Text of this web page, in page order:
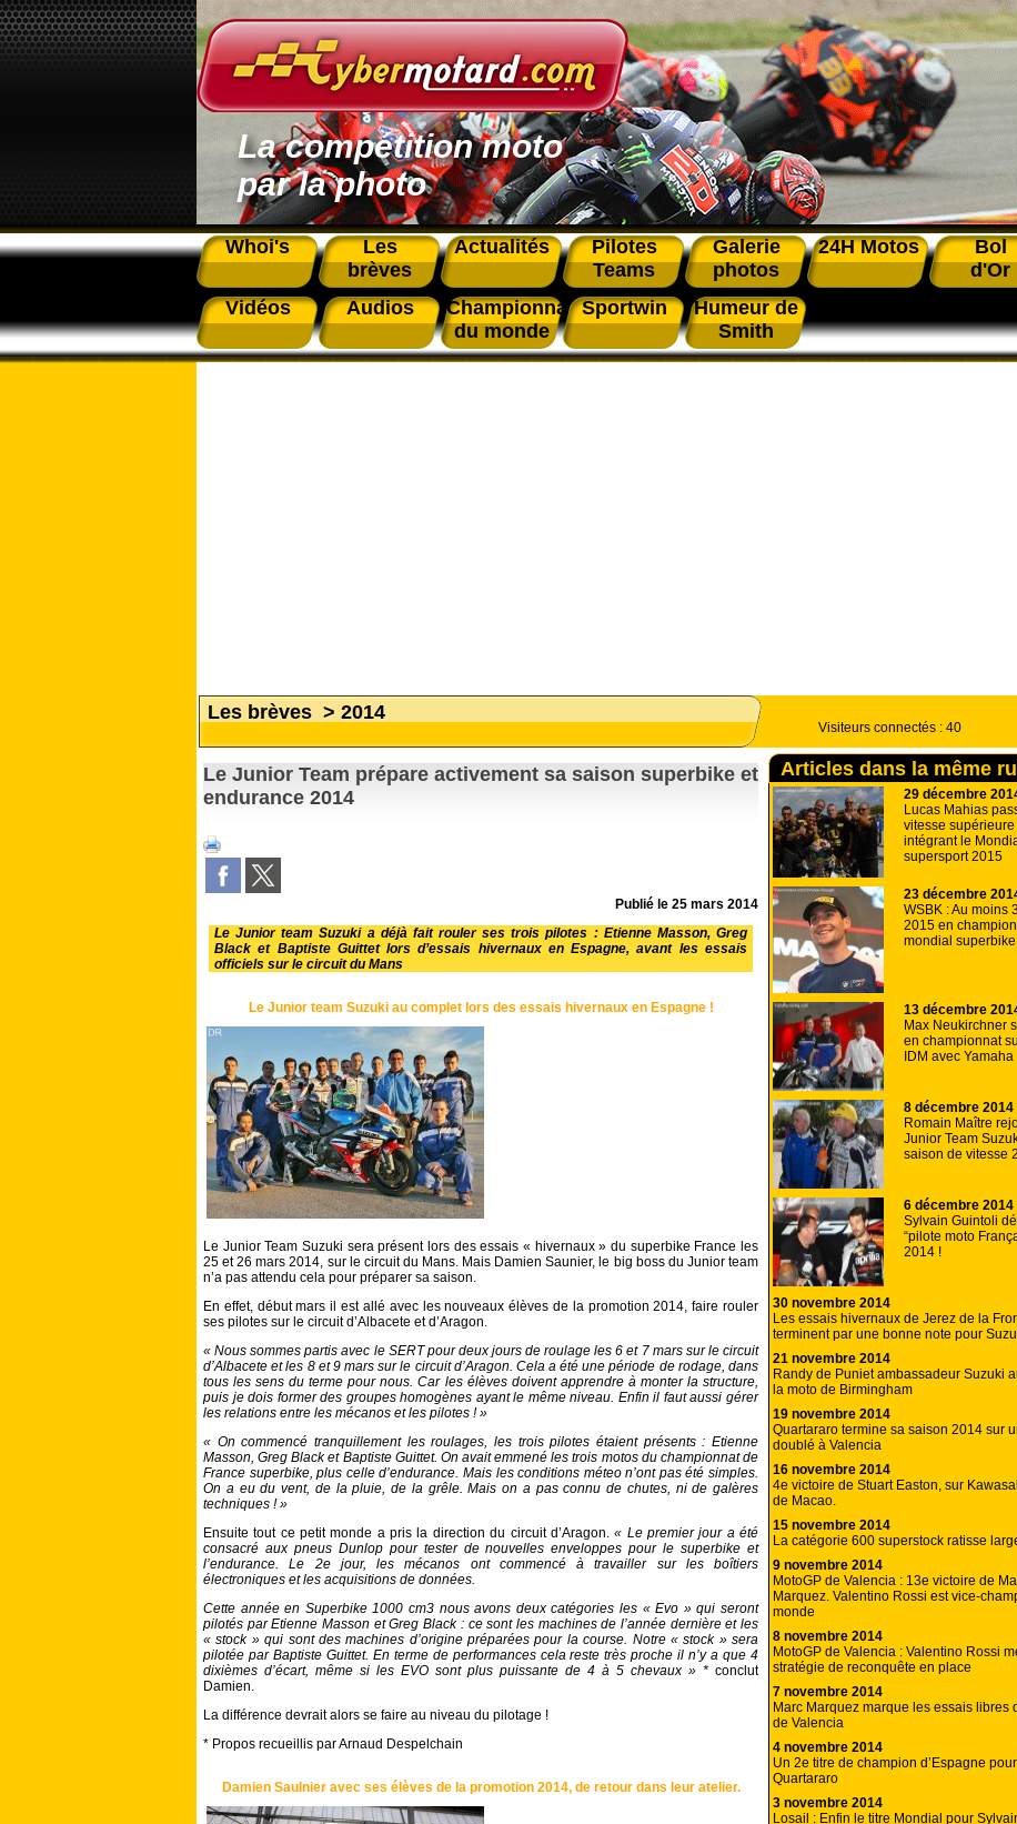
La compétition moto
par la photo
Whoi's
Les
brèves
Actualités
Pilotes
Teams
Galerie
photos
24H Motos
Bol
d'Or
Vidéos
Audios
Championnat
du monde
Sportwin
Humeur de
Smith
Les brèves > 2014
Le Junior Team prépare activement sa saison superbike et
endurance 2014
Publié le 25 mars 2014
Le Junior team Suzuki a déjà fait rouler ses trois pilotes : Etienne Masson, Greg
Black et Baptiste Guittet lors d’essais hivernaux en Espagne, avant les essais
officiels sur le circuit du Mans
Le Junior team Suzuki au complet lors des essais hivernaux en Espagne !
Le Junior Team Suzuki sera présent lors des essais « hivernaux » du superbike France les
25 et 26 mars 2014, sur le circuit du Mans. Mais Damien Saunier, le big boss du Junior team
n’a pas attendu cela pour préparer sa saison.
En effet, début mars il est allé avec les nouveaux élèves de la promotion 2014, faire rouler
ses pilotes sur le circuit d’Albacete et d’Aragon.
« Nous sommes partis avec le SERT pour deux jours de roulage les 6 et 7 mars sur le circuit
d’Albacete et les 8 et 9 mars sur le circuit d’Aragon. Cela a été une période de rodage, dans
tous les sens du terme pour nous. Car les élèves doivent apprendre à monter la structure,
puis je dois former des groupes homogènes ayant le même niveau. Enfin il faut aussi gérer
les relations entre les mécanos et les pilotes ! »
« On commencé tranquillement les roulages, les trois pilotes étaient présents : Etienne
Masson, Greg Black et Baptiste Guittet. On avait emmené les trois motos du championnat de
France superbike, plus celle d’endurance. Mais les conditions méteo n’ont pas été simples.
On a eu du vent, de la pluie, de la grêle. Mais on a pas connu de chutes, ni de galères
techniques ! »
Ensuite tout ce petit monde a pris la direction du circuit d’Aragon.« Le premier jour a été
consacré aux pneus Dunlop pour tester de nouvelles enveloppes pour le superbike et
l’endurance. Le 2e jour, les mécanos ont commencé à travailler sur les boîtiers
électroniques et les acquisitions de données.
Cette année en Superbike 1000 cm3 nous avons deux catégories les « Evo » qui seront
pilotés par Etienne Masson et Greg Black : ce sont les machines de l’année dernière et les
« stock » qui sont des machines d’origine préparées pour la course. Notre « stock » sera
pilotée par Baptiste Guittet. En terme de performances cela reste très proche il n’y a que 4
dixièmes d’écart, même si les EVO sont plus puissante de 4 à 5 chevaux » * conclut
Damien.
La différence devrait alors se faire au niveau du pilotage !
* Propos recueillis par Arnaud Despelchain
Damien Saulnier avec ses élèves de la promotion 2014, de retour dans leur atelier.
Visiteurs connectés : 40
Articles dans la même
29 décembre
Lucas Mahias
vitesse supérieure
intégrant le
supersport 2015
23 décembre
WSBK : Au moins
2015 en
mondial superbike
13 décembre
Max Neukirchner
en championnat
IDM avec Yamaha
8 décembre 2014
Romain Maître
Junior Team
saison de vitesse
6 décembre 2014
Sylvain Guintoli
“pilote moto
2014 !
30 novembre 2014
Les essais hivernaux de Jerez de la
terminent par une bonne note pour
21 novembre 2014
Randy de Puniet ambassadeur Suzuki
la moto de Birmingham
19 novembre 2014
Quartararo termine sa saison 2014 sur
doublé à Valencia
16 novembre 2014
4e victoire de Stuart Easton, sur
de Macao.
15 novembre 2014
La catégorie 600 superstock ratisse
9 novembre 2014
MotoGP de Valencia : 13e victoire de
Marquez. Valentino Rossi est vice-
monde
8 novembre 2014
MotoGP de Valencia : Valentino Rossi
stratégie de reconquête en place
7 novembre 2014
Marc Marquez marque les essais libres
de Valencia
4 novembre 2014
Un 2e titre de champion d’Espagne
Quartararo
3 novembre 2014
Losail : Enfin le titre Mondial pour